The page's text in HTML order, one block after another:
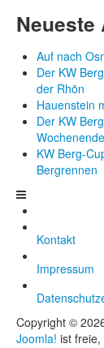
Neueste
Auf nach
Der KW
der Rhön
Hauenstein
Der KW
Wochenende
KW Berg-
Bergrennen
Kontakt
Impressum
Copyright ©
Joomla! ist